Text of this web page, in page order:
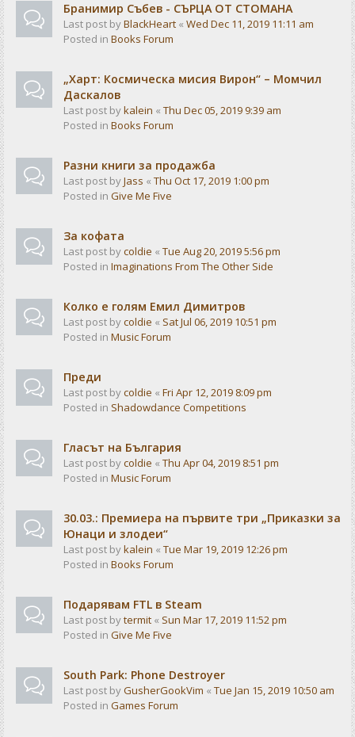
Бранимир Събев - СЪРЦА ОТ СТОМАНА
Last post byBlackHeart « Wed Dec 11, 2019 11:11 am
Posted in Books Forum
„Харт: Космическа мисия Вирон“ – Момчил
Даскалов
Last post bykalein « Thu Dec 05, 2019 9:39 am
Posted in Books Forum
Разни книги за продажба
Last post byJass « Thu Oct 17, 2019 1:00 pm
Posted in Give Me Five
За кофата
Last post bycoldie « Tue Aug 20, 2019 5:56 pm
Posted in Imaginations From The Other Side
Колко е голям Емил Димитров
Last post bycoldie « Sat Jul 06, 2019 10:51 pm
Posted in Music Forum
Преди
Last post bycoldie « Fri Apr 12, 2019 8:09 pm
Posted in Shadowdance Competitions
Гласът на България
Last post bycoldie « Thu Apr 04, 2019 8:51 pm
Posted in Music Forum
30.03.: Премиера на първите три „Приказки за
Юнаци и злодеи“
Last post bykalein « Tue Mar 19, 2019 12:26 pm
Posted in Books Forum
Подарявам FTL в Steam
Last post bytermit « Sun Mar 17, 2019 11:52 pm
Posted in Give Me Five
South Park: Phone Destroyer
Last post byGusherGookVim « Tue Jan 15, 2019 10:50 am
Posted in Games Forum